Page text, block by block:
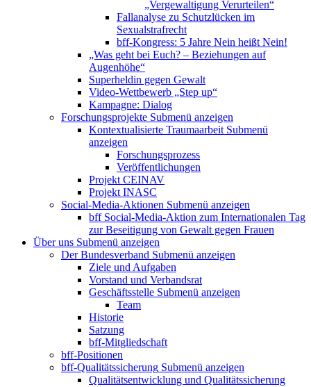
„Vergewaltigung Verurteilen“
Fallanalyse zu Schutzlücken im
Sexualstrafrecht
bff-Kongress: 5 Jahre Nein heißt Nein!
„Was geht bei Euch? – Beziehungen auf
Augenhöhe“
Superheldin gegen Gewalt
Video-Wettbewerb „Step up“
Kampagne: Dialog
Forschungsprojekte Submenü anzeigen
Kontextualisierte Traumaarbeit Submenü
anzeigen
Forschungsprozess
Veröffentlichungen
Projekt CEINAV
Projekt INASC
Social-Media-Aktionen Submenü anzeigen
bff Social-Media-Aktion zum Internationalen Tag
zur Beseitigung von Gewalt gegen Frauen
Über uns Submenü anzeigen
Der Bundesverband Submenü anzeigen
Ziele und Aufgaben
Vorstand und Verbandsrat
Geschäftsstelle Submenü anzeigen
Team
Historie
Satzung
bff-Mitgliedschaft
bff-Positionen
bff-Qualitätssicherung Submenü anzeigen
Qualitätsentwicklung und Qualitätssicherung